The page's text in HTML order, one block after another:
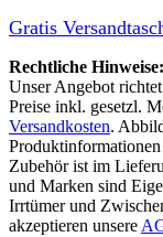
Gratis
Rechtliche Hinweise:
Unser Angebot
Preise inkl. gesetzl.
Versandkosten.
Zubehör ist im
und Marken sind
Irrtümer und
akzeptieren unsere